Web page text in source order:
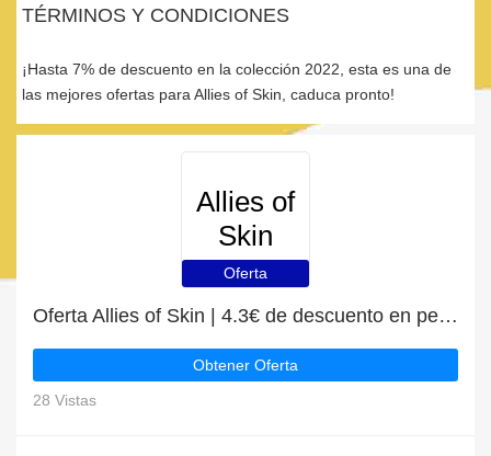
TÉRMINOS Y CONDICIONES
¡Hasta 7% de descuento en la colección 2022, esta es una de
las mejores ofertas para Allies of Skin, caduca pronto!
Allies of
Skin
Oferta
Oferta Allies of Skin | 4.3€ de descuento en pedidos superiores a 70€
Obtener Oferta
28 Vistas